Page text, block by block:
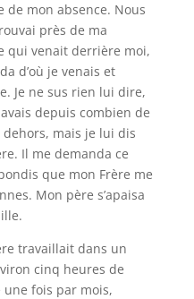
de mon absence. Nous
près de ma
qui venait derrière moi,
d’où je venais et
Je ne sus rien lui dire,
depuis combien de
dehors, mais je lui dis
Il me demanda ce
que mon Frère me
Mon père s’apaisa
travaillait dans un
cinq heures de
fois par mois,